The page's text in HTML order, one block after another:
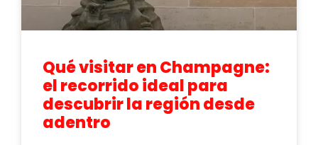
Qué visitar en Champagne:
el recorrido ideal para
descubrir la región desde
adentro